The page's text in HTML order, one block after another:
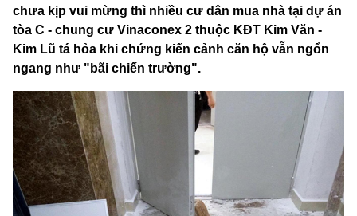
chưa kịp vui mừng thì nhiều cư dân mua nhà tại dự án
tòa C - chung cư Vinaconex 2 thuộc KĐT Kim Văn -
Kim Lũ tá hỏa khi chứng kiến cảnh căn hộ vẫn ngổn
ngang như "bãi chiến trường".